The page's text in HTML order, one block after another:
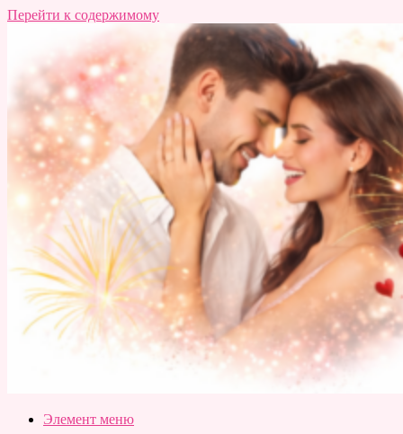
Перейти к содержимому
Slubovju.ru
Бесплатные
Элемент меню